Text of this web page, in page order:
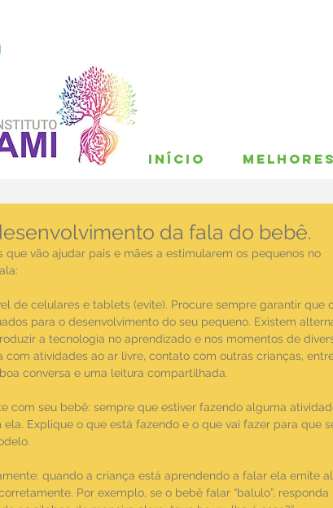
INÍCIO
da fala do bebê.
que vão ajudar pais e mães a estimularem os pequenos no
de celulares e tablets (evite). Procure sempre garantir que
para o desenvolvimento do seu pequeno. Existem
a tecnologia no aprendizado e nos momentos de
com atividades ao ar livre, contato com outras crianças,
conversa e uma leitura compartilhada.
com seu bebê: sempre que estiver fazendo alguma
Explique o que está fazendo e o que vai fazer para que
quando a criança está aprendendo a falar ela emite
Por exemplo, se o bebê falar “balulo”, responda